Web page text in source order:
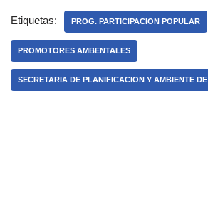
Etiquetas: PROG. PARTICIPACION POPULAR
PROMOTORES AMBENTALES
SECRETARIA DE PLANIFICACION Y AMBIENTE DE